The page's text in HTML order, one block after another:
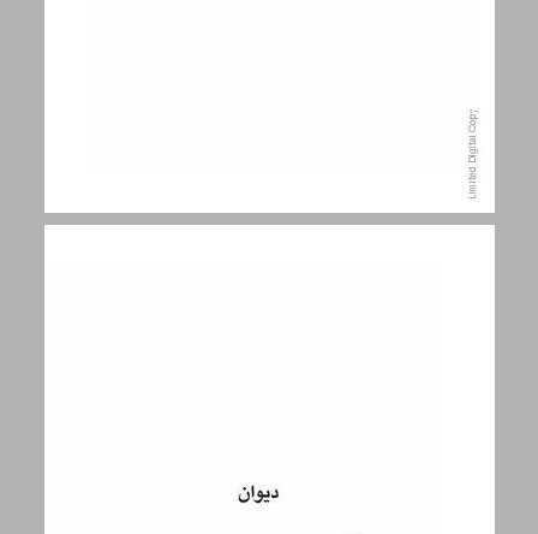
ديوان: الشاعر يُريد تغيير القصيد ... 9